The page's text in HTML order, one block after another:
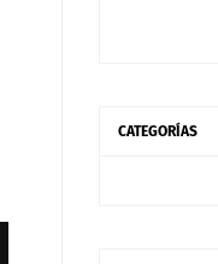
CATEGORÍAS